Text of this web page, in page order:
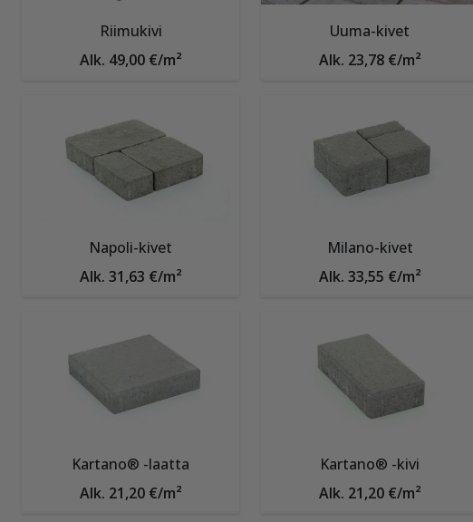
Riimukivi
Alk. 49,00 €/m²
Uuma-kivet
Alk. 23,78 €/m²
Napoli-kivet
Alk. 31,63 €/m²
Milano-kivet
Alk. 33,55 €/m²
Kartano® -laatta
Alk. 21,20 €/m²
Kartano® -kivi
Alk. 21,20 €/m²